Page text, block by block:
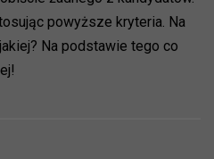
powyższe kryteria. Na
Na podstawie tego co